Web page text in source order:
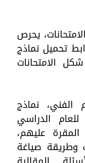
مع اقتراب الامتحانات، يحرص
تحميل نماذج
الامتحانات
الفني، نماذج
للعام الدراسي
المقرة عليهم،
وطريقة صياغة